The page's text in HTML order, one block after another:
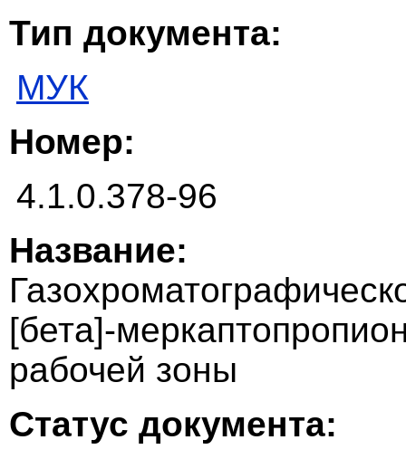
Тип документа:
МУК
Номер:
4.1.0.378-96
Название:
[бета]-
рабочей зоны
Статус документа: